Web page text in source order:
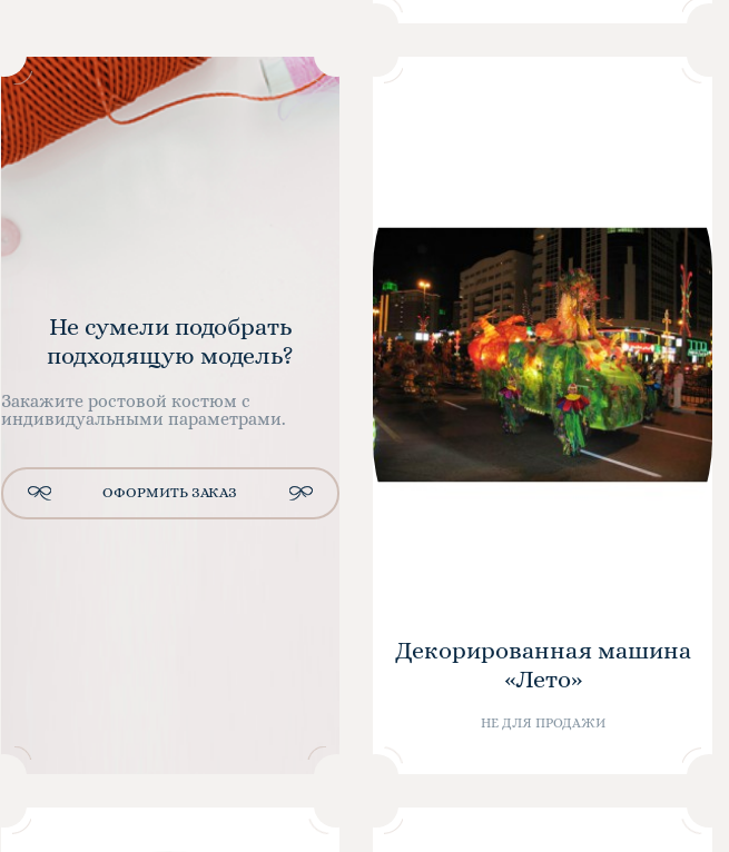
Не сумели подобрать
подходящую модель?
Закажите ростовой костюм с
индивидуальными параметрами.
ОФОРМИТЬ ЗАКАЗ
Декорированная машина
«Лето»
НЕ ДЛЯ ПРОДАЖИ